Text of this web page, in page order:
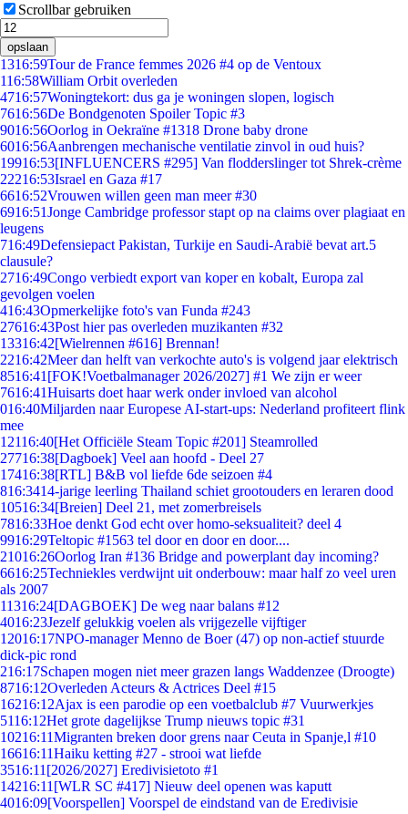
Scrollbar gebruiken
opslaan
1316:59Tour de France femmes 2026 #4 op de Ventoux
116:58William Orbit overleden
4716:57Woningtekort: dus ga je woningen slopen, logisch
7616:56De Bondgenoten Spoiler Topic #3
9016:56Oorlog in Oekraïne #1318 Drone baby drone
6016:56Aanbrengen mechanische ventilatie zinvol in oud huis?
19916:53[INFLUENCERS #295] Van flodderslinger tot Shrek-crème
22216:53Israel en Gaza #17
6616:52Vrouwen willen geen man meer #30
6916:51Jonge Cambridge professor stapt op na claims over plagiaat en
leugens
716:49Defensiepact Pakistan, Turkije en Saudi-Arabië bevat art.5
clausule?
2716:49Congo verbiedt export van koper en kobalt, Europa zal
gevolgen voelen
416:43Opmerkelijke foto's van Funda #243
27616:43Post hier pas overleden muzikanten #32
13316:42[Wielrennen #616] Brennan!
2216:42Meer dan helft van verkochte auto's is volgend jaar elektrisch
8516:41 [FOK!Voetbalmanager 2026/2027] #1 We zijn er weer
7616:41Huisarts doet haar werk onder invloed van alcohol
016:40Miljarden naar Europese AI-start-ups: Nederland profiteert flink
mee
12116:40[Het Officiële Steam Topic #201] Steamrolled
27716:38[Dagboek] Veel aan hoofd - Deel 27
17416:38[RTL] B&B vol liefde 6de seizoen #4
816:3414-jarige leerling Thailand schiet grootouders en leraren dood
10516:34[Breien] Deel 21, met zomerbreisels
7816:33Hoe denkt God echt over homo-seksualiteit? deel 4
9916:29Teltopic #1563 tel door en door en door....
21016:26Oorlog Iran #136 Bridge and powerplant day incoming?
6616:25Techniekles verdwijnt uit onderbouw: maar half zo veel uren
als 2007
11316:24[DAGBOEK] De weg naar balans #12
4016:23Jezelf gelukkig voelen als vrijgezelle vijftiger
12016:17NPO-manager Menno de Boer (47) op non-actief stuurde
dick-pic rond
216:17Schapen mogen niet meer grazen langs Waddenzee (Droogte)
8716:12Overleden Acteurs & Actrices Deel #15
16216:12Ajax is een parodie op een voetbalclub #7 Vuurwerkjes
5116:12Het grote dagelijkse Trump nieuws topic #31
10216:11Migranten breken door grens naar Ceuta in Spanje,l #10
16616:11Haiku ketting #27 - strooi wat liefde
3516:11 [2026/2027] Eredivisietoto #1
14216:11 [WLR SC #417] Nieuw deel openen was kaputt
4016:09[Voorspellen] Voorspel de eindstand van de Eredivisie